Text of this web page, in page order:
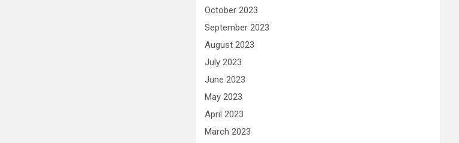
October 2023
September 2023
August 2023
July 2023
June 2023
May 2023
April 2023
March 2023